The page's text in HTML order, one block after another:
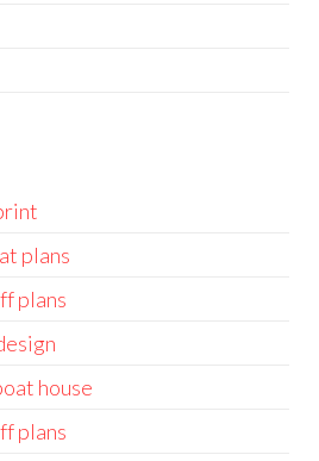
plans
plans
house
plans